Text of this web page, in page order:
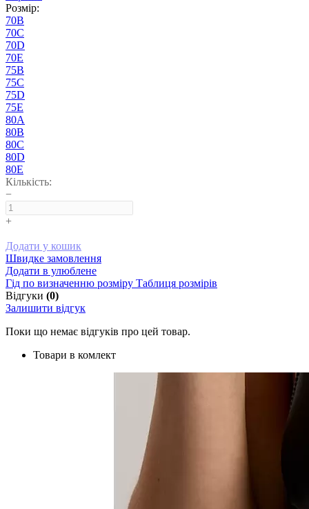
Розмір:
70B
70C
70D
70E
75B
75C
75D
75E
80A
80B
80C
80D
80E
Кількість:
−
+
Додати у кошик
Швидке замовлення
Додати в улюблене
Гід по визначенню розміру Таблиця розмірів
Відгуки (0)
Залишити відгук
Поки що немає відгуків про цей товар.
Товари в комлект